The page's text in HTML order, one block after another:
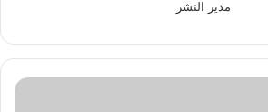
مدير النشر